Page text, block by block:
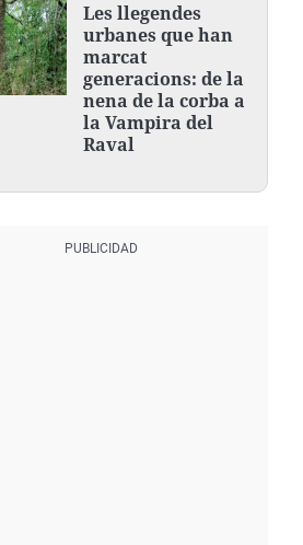
Les llegendes
urbanes que han
marcat
generacions: de la
nena de la corba a
la Vampira del
Raval